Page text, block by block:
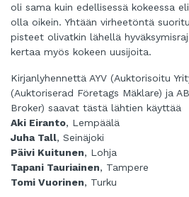
oli sama kuin edellisessä kokeessa
olla oikein. Yhtään virheetöntä
pisteet olivatkin lähellä
kertaa myös kokeen uusijoita.
Kirjanlyhennettä AYV (Auktorisoitu
(Auktoriserad Företags Mäklare) ja
Broker) saavat tästä lähtien käyttää
Aki Eiranto, Lempäälä
Juha Tall, Seinäjoki
Päivi Kuitunen, Lohja
Tapani Tauriainen, Tampere
Tomi Vuorinen, Turku